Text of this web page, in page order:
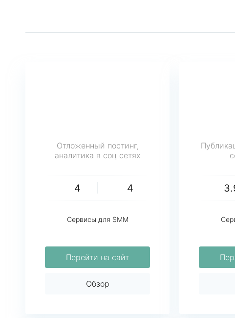
Отложенный постинг,
аналитика в соц сетях
4 4
Сервисы для SMM
Перейти на сайт
Обзор